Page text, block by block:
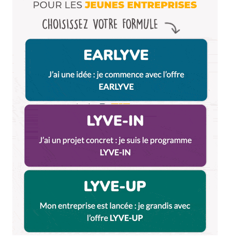
navigateur pour mon prochain commentaire.
Et bim !